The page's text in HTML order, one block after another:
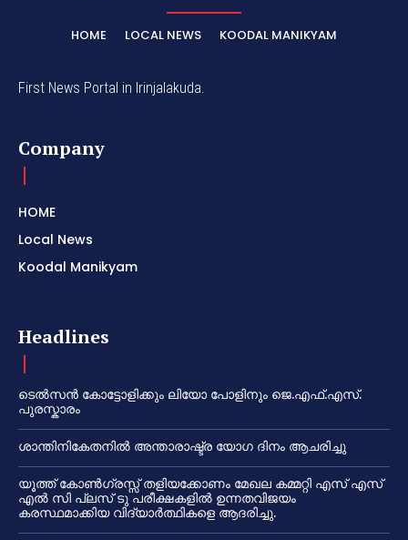
HOME LOCAL NEWS KOODAL MANIKYAM
First News Portal in Irinjalakuda.
Company
HOME
Local News
Koodal Manikyam
Headlines
ടെൽസൻ കോട്ടോളിക്കും ലിയോ പോളിനും ജെ.എഫ്.എസ്.
പുരസ്കാരം
ശാന്തിനികേതനിൽ അന്താരാഷ്ട്ര യോഗ ദിനം ആചരിച്ചു
യൂത്ത് കോൺഗ്രസ്സ് തളിയക്കോണം മേഖല കമ്മറ്റി എസ് എസ്
എൽ സി പ്ലസ് ടു പരീക്ഷകളിൽ ഉന്നതവിജയം
കരസ്ഥമാക്കിയ വിദ്യാർത്ഥികളെ ആദരിച്ചു.